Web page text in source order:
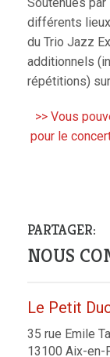
différents
du Trio Jazz
additionnels
répétitions)
>> Vous
pour le
PARTAGER:
NOUS
Le Petit
35 rue Emile
13100 Aix-en-